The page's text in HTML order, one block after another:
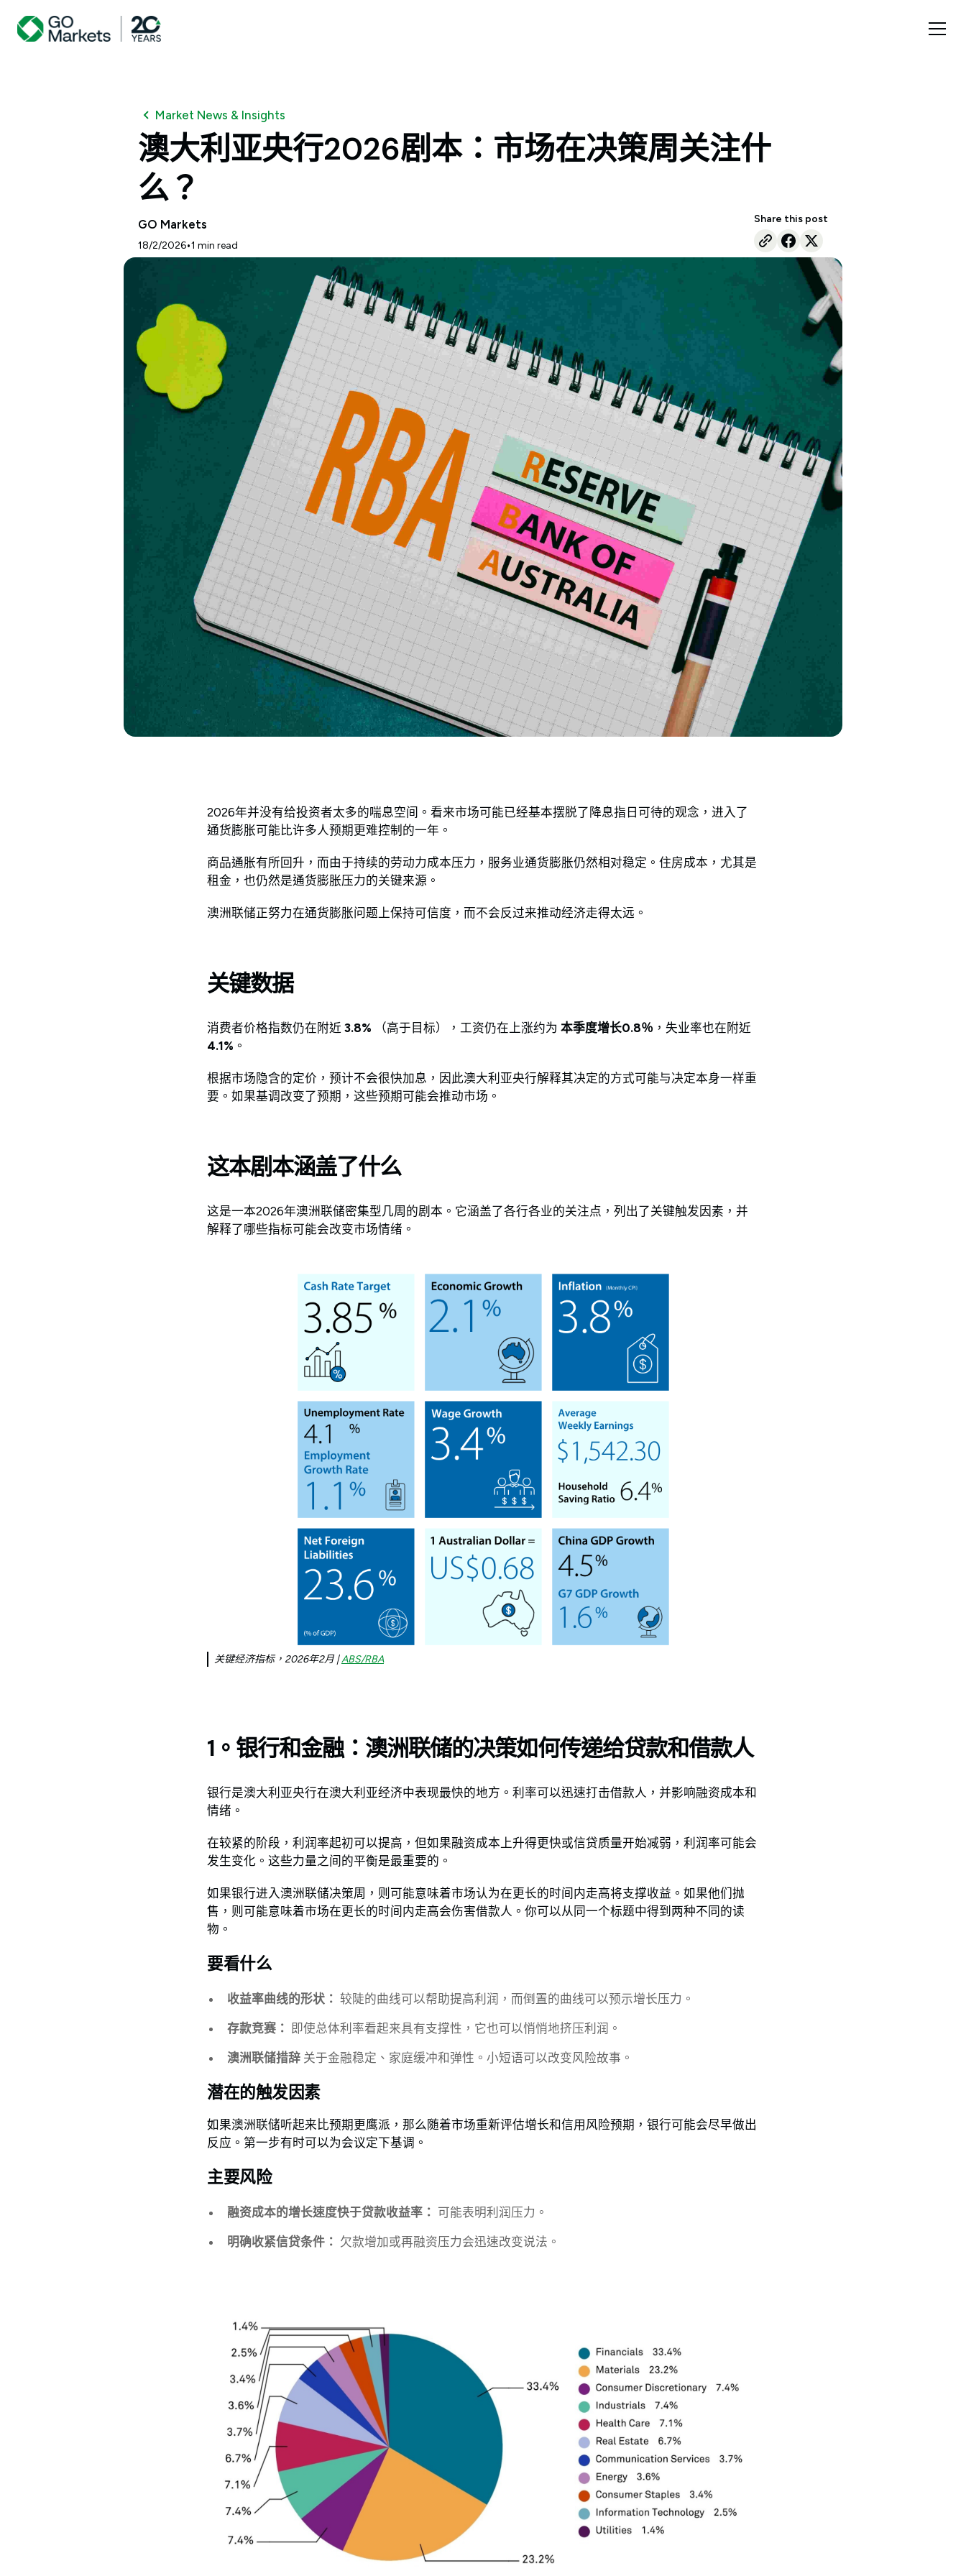
Market News & Insights
澳大利亚央行2026剧本：市场在决策周关注什
么？
GO Markets
18/2/2026•1 min read
Share this post
2026年并没有给投资者太多的喘息空间。看来市场可能已经基本摆脱了降息指日可待的观念，进入了
通货膨胀可能比许多人预期更难控制的一年。
商品通胀有所回升，而由于持续的劳动力成本压力，服务业通货膨胀仍然相对稳定。住房成本，尤其是
租金，也仍然是通货膨胀压力的关键来源。
澳洲联储正努力在通货膨胀问题上保持可信度，而不会反过来推动经济走得太远。
关键数据
消费者价格指数仍在附近 3.8% （高于目标），工资仍在上涨约为 本季度增长0.8％ ，失业率也在附近
4.1% 。
根据市场隐含的定价，预计不会很快加息，因此澳大利亚央行解释其决定的方式可能与决定本身一样重
要。如果基调改变了预期，这些预期可能会推动市场。
这本剧本涵盖了什么
这是一本2026年澳洲联储密集型几周的剧本。它涵盖了各行各业的关注点，列出了关键触发因素，并
解释了哪些指标可能会改变市场情绪。
关键经济指标，2026年2月 |ABS/RBA
1。银行和金融：澳洲联储的决策如何传递给贷款和借款人
银行是澳大利亚央行在澳大利亚经济中表现最快的地方。利率可以迅速打击借款人，并影响融资成本和
情绪。
在较紧的阶段，利润率起初可以提高，但如果融资成本上升得更快或信贷质量开始减弱，利润率可能会
发生变化。这些力量之间的平衡是最重要的。
如果银行进入澳洲联储决策周，则可能意味着市场认为在更长的时间内走高将支撑收益。如果他们抛
售，则可能意味着市场在更长的时间内走高会伤害借款人。你可以从同一个标题中得到两种不同的读
物。
要看什么
收益率曲线的形状： 较陡的曲线可以帮助提高利润，而倒置的曲线可以预示增长压力。
存款竞赛： 即使总体利率看起来具有支撑性，它也可以悄悄地挤压利润。
澳洲联储措辞 关于金融稳定、家庭缓冲和弹性。小短语可以改变风险故事。
潜在的触发因素
如果澳洲联储听起来比预期更鹰派，那么随着市场重新评估增长和信用风险预期，银行可能会尽早做出
反应。第一步有时可以为会议定下基调。
主要风险
融资成本的增长速度快于贷款收益率： 可能表明利润压力。
明确收紧信贷条件： 欠款增加或再融资压力会迅速改变说法。